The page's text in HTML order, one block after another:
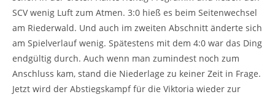
SCV wenig Luft zum Atmen. 3:0 hieß es beim Seitenwechsel
am Riederwald. Und auch im zweiten Abschnitt änderte sich
am Spielverlauf wenig. Spätestens mit dem 4:0 war das Ding
endgültig durch. Auch wenn man zumindest noch zum
Anschluss kam, stand die Niederlage zu keiner Zeit in Frage.
Jetzt wird der Abstiegskampf für die Viktoria wieder zur